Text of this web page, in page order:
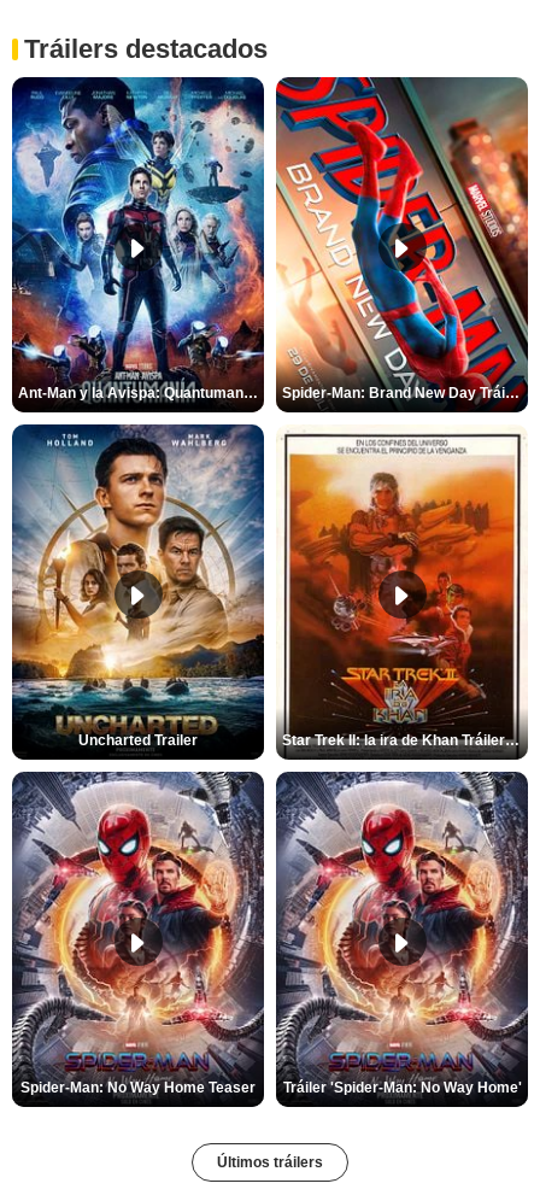
Tráilers destacados
Ant-Man y la Avispa: Quantumanía Tráiler (2) Spider-Man: Brand New Day Tráiler (3)
Uncharted Trailer Star Trek II: la ira de Khan Tráiler VO
Spider-Man: No Way Home Teaser Tráiler 'Spider-Man: No Way Home'
Últimos tráilers